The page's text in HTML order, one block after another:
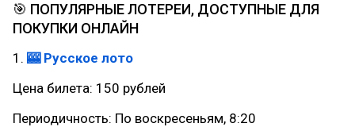
🎯 ПОПУЛЯРНЫЕ ЛОТЕРЕИ, ДОСТУПНЫЕ ДЛЯ
ПОКУПКИ ОНЛАЙН
1. 🎰 Русское лото
Цена билета: 150 рублей
Периодичность: По воскресеньям, 8:20